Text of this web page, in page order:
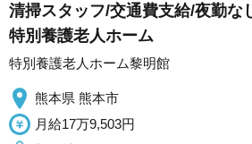
清掃スタッフ/交通費支給/夜勤な
特別養護老人ホーム
特別養護老人ホーム黎明館
熊本県 熊本市
月給17万9,503円